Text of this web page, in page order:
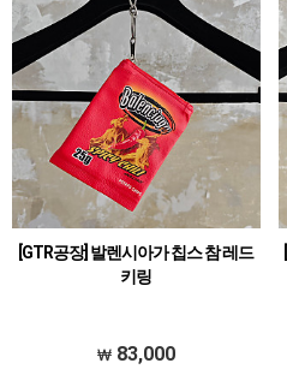
[GTR공장] 발렌시아가 칩스 참 레드
키링
83,000